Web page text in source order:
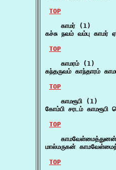
TOP
    காமர் (1)
கச்சு நவம் வம்பு
TOP
    காமரம் (1)
கந்தருவம் காந்தாரம்
TOP
    காமரூபி (1)
கோம்பி சரடம்
TOP
மால்மருகன்
TOP